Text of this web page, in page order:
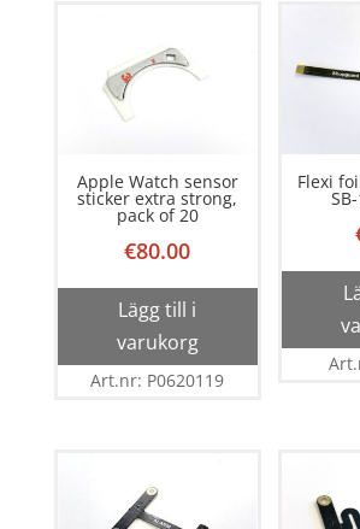
Apple Watch sensor
sticker extra strong,
pack of 20
€80.00
Lägg till i
varukorg
Art.nr: P0620119
Flexi